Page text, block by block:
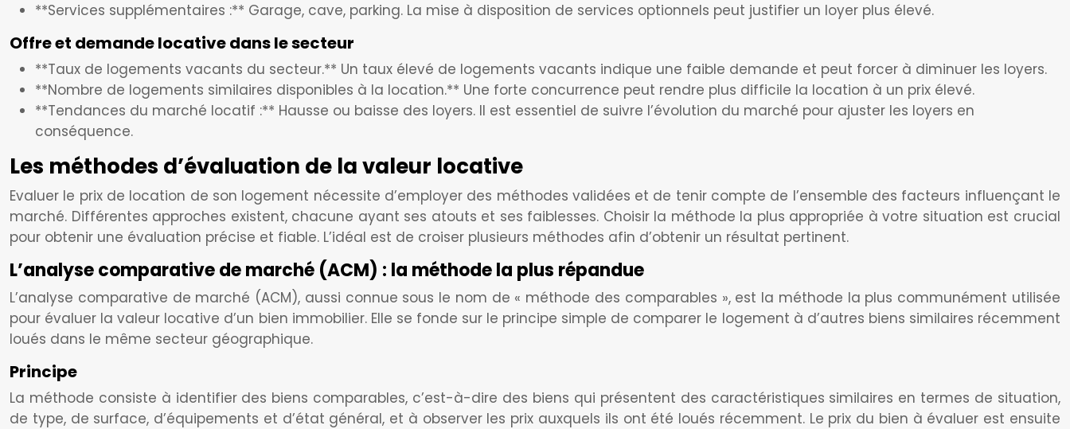
**Services supplémentaires :** Garage, cave, parking. La mise à disposition de services optionnels peut justifier un loyer plus élevé.
Offre et demande locative dans le secteur
**Taux de logements vacants du secteur.** Un taux élevé de logements vacants indique une faible demande et peut forcer à diminuer les loyers.
**Nombre de logements similaires disponibles à la location.** Une forte concurrence peut rendre plus difficile la location à un prix élevé.
**Tendances du marché locatif :** Hausse ou baisse des loyers. Il est essentiel de suivre l’évolution du marché pour ajuster les loyers en
conséquence.
Les méthodes d’évaluation de la valeur locative
Evaluer le prix de location de son logement nécessite d’employer des méthodes validées et de tenir compte de l’ensemble des facteurs influençant le
marché. Différentes approches existent, chacune ayant ses atouts et ses faiblesses. Choisir la méthode la plus appropriée à votre situation est crucial
pour obtenir une évaluation précise et fiable. L’idéal est de croiser plusieurs méthodes afin d’obtenir un résultat pertinent.
L’analyse comparative de marché (ACM) : la méthode la plus répandue
L’analyse comparative de marché (ACM), aussi connue sous le nom de « méthode des comparables », est la méthode la plus communément utilisée
pour évaluer la valeur locative d’un bien immobilier. Elle se fonde sur le principe simple de comparer le logement à d’autres biens similaires récemment
loués dans le même secteur géographique.
Principe
La méthode consiste à identifier des biens comparables, c’est-à-dire des biens qui présentent des caractéristiques similaires en termes de situation,
de type, de surface, d’équipements et d’état général, et à observer les prix auxquels ils ont été loués récemment. Le prix du bien à évaluer est ensuite